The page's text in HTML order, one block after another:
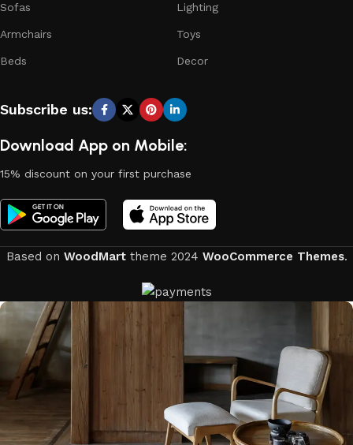
Sofas
Armchairs
Beds
Lighting
Toys
Decor
Subscribe us:
Download App on Mobile:
15% discount on your first purchase
Based on WoodMarttheme 2024 WooCommerce Themes.